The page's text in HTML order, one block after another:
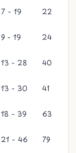
7 - 19
22
9 - 19
24
13 - 28
40
13 - 30
41
18 - 39
63
21 - 46
79